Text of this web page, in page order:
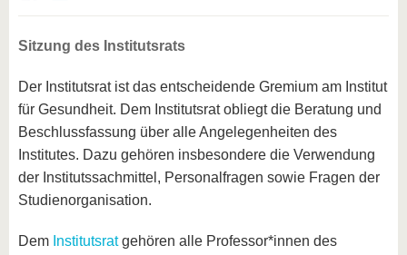
Sitzung des Institutsrats
Der Institutsrat ist das entscheidende Gremium am Institut
für Gesundheit. Dem Institutsrat obliegt die Beratung und
Beschlussfassung über alle Angelegenheiten des
Institutes. Dazu gehören insbesondere die Verwendung
der Institutssachmittel, Personalfragen sowie Fragen der
Studienorganisation.
Dem Institutsratgehören alle Professor*innen des